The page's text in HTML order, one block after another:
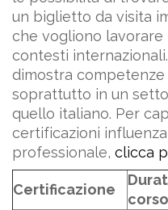
un biglietto da visita
che vogliono lavorare
contesti
dimostra
soprattutto in un
quello italiano. Per
certificazioni
professionale, clicca
Certificazione
corso